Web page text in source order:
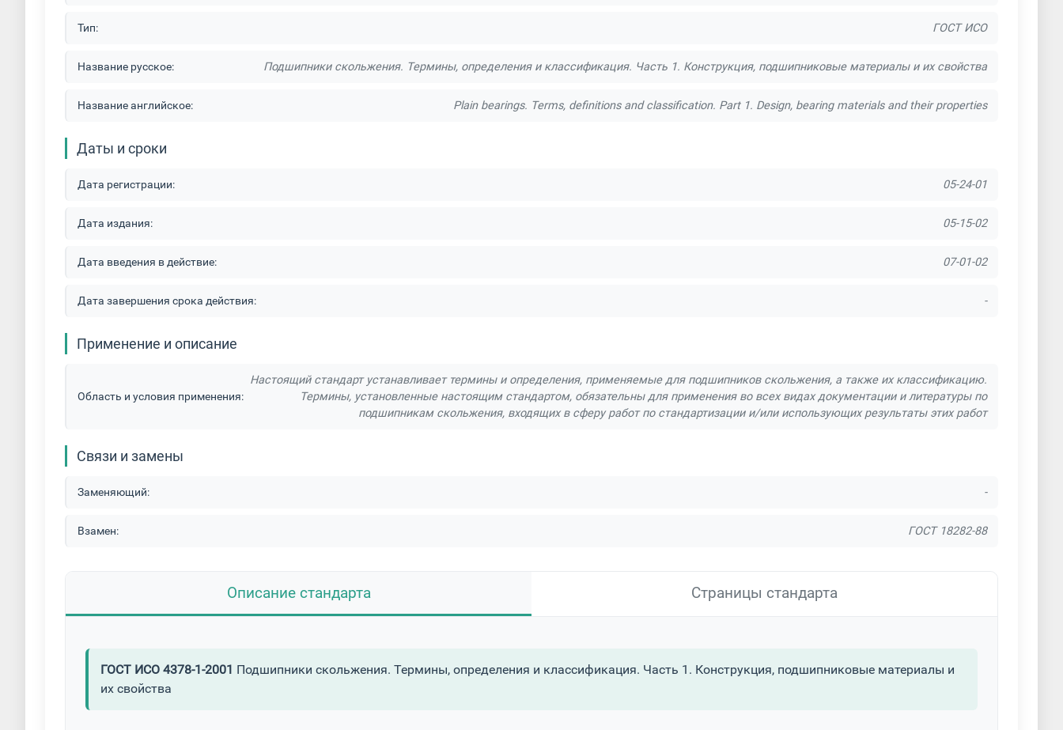
Тип: ГОСТ ИСО
Название русское: Подшипники скольжения. Термины, определения и классификация. Часть 1. Конструкция, подшипниковые материалы и их свойства
Название английское: Plain bearings. Terms, definitions and classification. Part 1. Design, bearing materials and their properties
Даты и сроки
Дата регистрации: 05-24-01
Дата издания: 05-15-02
Дата введения в действие: 07-01-02
Дата завершения срока действия: -
Применение и описание
Область и условия применения:
Настоящий стандарт устанавливает термины и определения, применяемые для подшипников скольжения, а также их классификацию.
Термины, установленные настоящим стандартом, обязательны для применения во всех видах документации и литературы по
подшипникам скольжения, входящих в сферу работ по стандартизации и/или использующих результаты этих работ
Связи и замены
Заменяющий: -
Взамен: ГОСТ 18282-88
Описание стандарта Страницы стандарта
ГОСТ ИСО 4378-1-2001 Подшипники скольжения. Термины, определения и классификация. Часть 1. Конструкция, подшипниковые материалы и
их свойства